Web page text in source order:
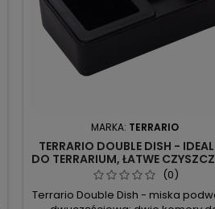
MARKA: TERRARIO
TERRARIO DOUBLE DISH -
DO TERRARIUM, ŁATWE
(0)
Terrario Double Dish - miska